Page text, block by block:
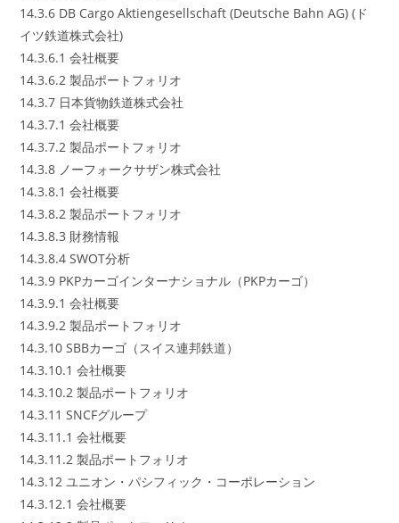
14.3.6 DB Cargo Aktiengesellschaft (Deutsche Bahn AG) (ド
イツ鉄道株式会社)
14.3.6.1 会社概要
14.3.6.2 製品ポートフォリオ
14.3.7 日本貨物鉄道株式会社
14.3.7.1 会社概要
14.3.7.2 製品ポートフォリオ
14.3.8 ノーフォークサザン株式会社
14.3.8.1 会社概要
14.3.8.2 製品ポートフォリオ
14.3.8.3 財務情報
14.3.8.4 SWOT分析
14.3.9 PKPカーゴインターナショナル（PKPカーゴ）
14.3.9.1 会社概要
14.3.9.2 製品ポートフォリオ
14.3.10 SBBカーゴ（スイス連邦鉄道）
14.3.10.1 会社概要
14.3.10.2 製品ポートフォリオ
14.3.11 SNCFグループ
14.3.11.1 会社概要
14.3.11.2 製品ポートフォリオ
14.3.12 ユニオン・パシフィック・コーポレーション
14.3.12.1 会社概要